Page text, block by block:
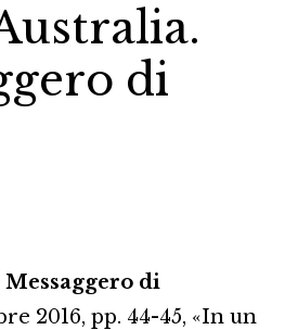
di
Messaggero di
2016, pp. 44-45, «In un